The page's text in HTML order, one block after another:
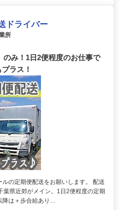
ドライバー
所
み！1日2便程度のお仕事で
ラス！
の定期便配送をお願いします。 配送
葉県近郊がメイン。1日2便程度の定期
は＋歩合給あり…